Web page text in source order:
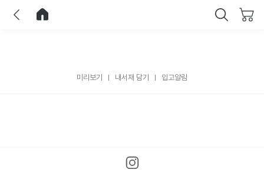
미리보기 내서재 담기 입고알림